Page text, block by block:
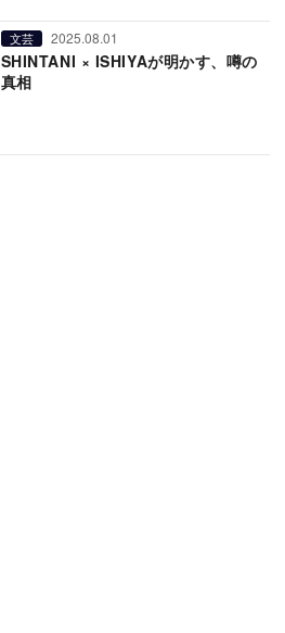
文芸 2025.08.01
SHINTANI × ISHIYAが明かす、噂の
真相